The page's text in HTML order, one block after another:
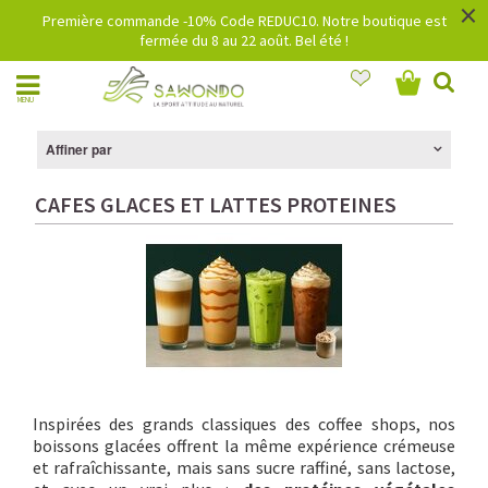
Première commande -10% Code REDUC10. Notre boutique est
fermée du 8 au 22 août. Bel été !
×
MENU
Affiner par
CAFES GLACES ET LATTES PROTEINES
Inspirées des grands classiques des coffee shops, nos
boissons glacées offrent la même expérience crémeuse
et rafraîchissante, mais sans sucre raffiné, sans lactose,